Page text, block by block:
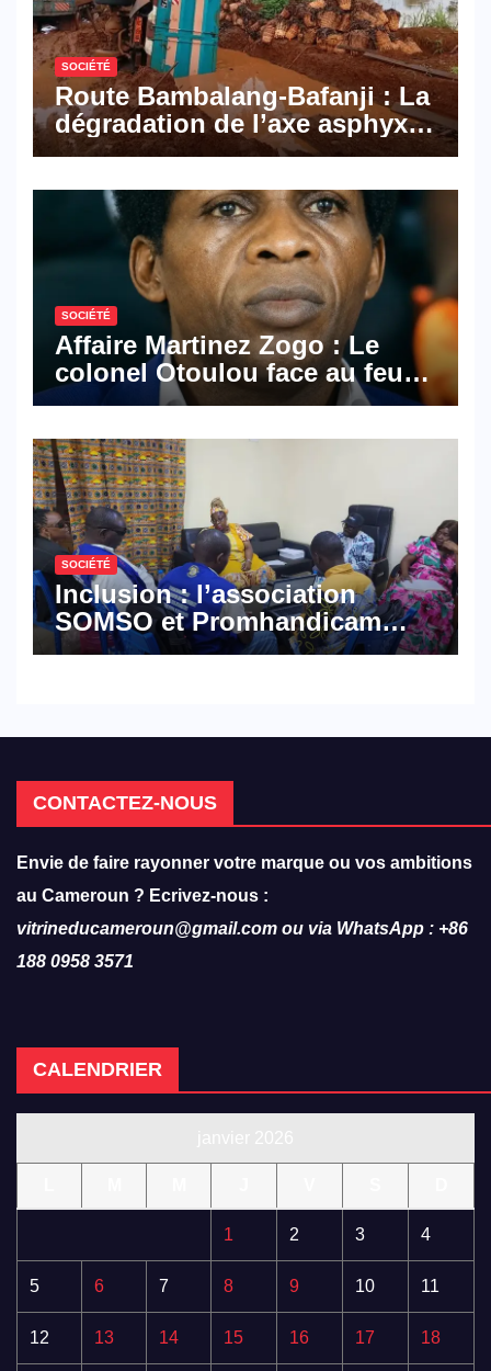
SOCIÉTÉ
Route Bambalang-Bafanji : La
dégradation de l’axe asphyxie
les activités économiques
SOCIÉTÉ
Affaire Martinez Zogo : Le
colonel Otoulou face au feu
croisé des avocats de la
SOCIÉTÉ
Inclusion : l’association
SOMSO et Promhandicam
militent en faveur d’une
CONTACTEZ-NOUS
Envie de faire rayonner votre marque ou vos ambitions
au Cameroun ? Ecrivez-nous :
vitrineducameroun@gmail.com ou via WhatsApp : +86
188 0958 3571
CALENDRIER
1 2 3 4
5 6 7 8 9 10 11
12 13 14 15 16 17 18